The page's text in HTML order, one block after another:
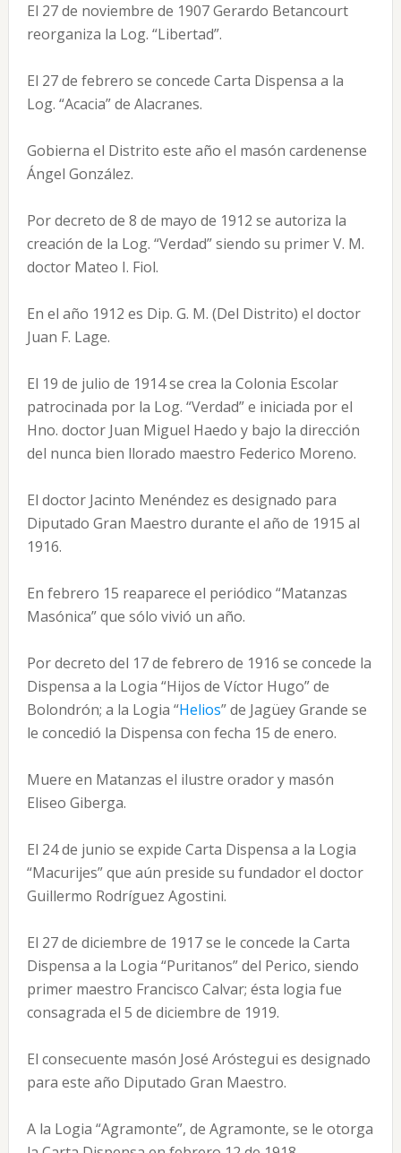
El 27 de noviembre de 1907 Gerardo Betancourt
reorganiza la Log. “Libertad”.
El 27 de febrero se concede Carta Dispensa a la
Log. “Acacia” de Alacranes.
Gobierna el Distrito este año el masón cardenense
Ángel González.
Por decreto de 8 de mayo de 1912 se autoriza la
creación de la Log. “Verdad” siendo su primer V. M.
doctor Mateo I. Fiol.
En el año 1912 es Dip. G. M. (Del Distrito) el doctor
Juan F. Lage.
El 19 de julio de 1914 se crea la Colonia Escolar
patrocinada por la Log. “Verdad” e iniciada por el
Hno. doctor Juan Miguel Haedo y bajo la dirección
del nunca bien llorado maestro Federico Moreno.
El doctor Jacinto Menéndez es designado para
Diputado Gran Maestro durante el año de 1915 al
1916.
En febrero 15 reaparece el periódico “Matanzas
Masónica” que sólo vivió un año.
Por decreto del 17 de febrero de 1916 se concede la
Dispensa a la Logia “Hijos de Víctor Hugo” de
Bolondrón; a la Logia “Helios” de Jagüey Grande se
le concedió la Dispensa con fecha 15 de enero.
Muere en Matanzas el ilustre orador y masón
Eliseo Giberga.
El 24 de junio se expide Carta Dispensa a la Logia
“Macurijes” que aún preside su fundador el doctor
Guillermo Rodríguez Agostini.
El 27 de diciembre de 1917 se le concede la Carta
Dispensa a la Logia “Puritanos” del Perico, siendo
primer maestro Francisco Calvar; ésta logia fue
consagrada el 5 de diciembre de 1919.
El consecuente masón José Aróstegui es designado
para este año Diputado Gran Maestro.
A la Logia “Agramonte”, de Agramonte, se le otorga